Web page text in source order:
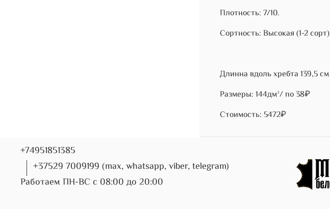
Плотность: 7/10.
Сортность: Высокая (1-2 сорт)
Длинна вдоль хребта 139,5 см
Размеры: 144дм²/ по 38₽
Стоимость: 5472₽
+74951851385
+37529 7009199 (max, whatsapp, viber, telegram)
Работаем ПН-ВС с 08:00 до 20:00